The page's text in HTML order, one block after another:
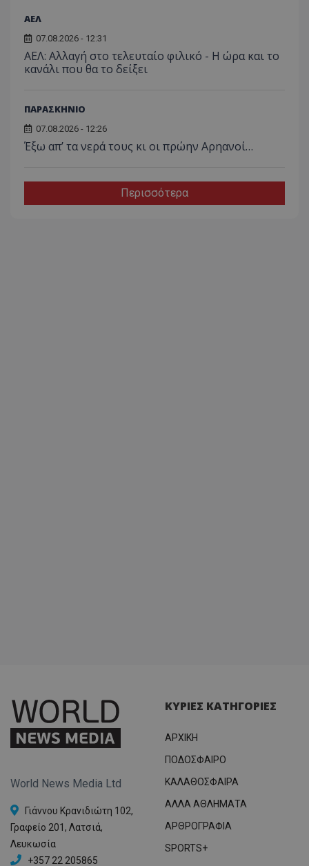
ΑΕΛ
07.08.2026 - 12:31
ΑΕΛ: Αλλαγή στο τελευταίο φιλικό - Η ώρα και το
κανάλι που θα το δείξει
ΠΑΡΑΣΚΗΝΙΟ
07.08.2026 - 12:26
Έξω απ’ τα νερά τους κι οι πρώην Αρηανοί…
Περισσότερα
World News Media Ltd
Γιάννου Κρανιδιώτη 102,
Γραφείο 201, Λατσιά,
Λευκωσία
+357 22 205865
ΚΥΡΙΕΣ ΚΑΤΗΓΟΡΙΕΣ
ΑΡΧΙΚΗ
ΠΟΔΟΣΦΑΙΡΟ
ΚΑΛΑΘΟΣΦΑΙΡΑ
ΑΛΛΑ ΑΘΛΗΜΑΤΑ
ΑΡΘΡΟΓΡΑΦΙΑ
SPORTS+